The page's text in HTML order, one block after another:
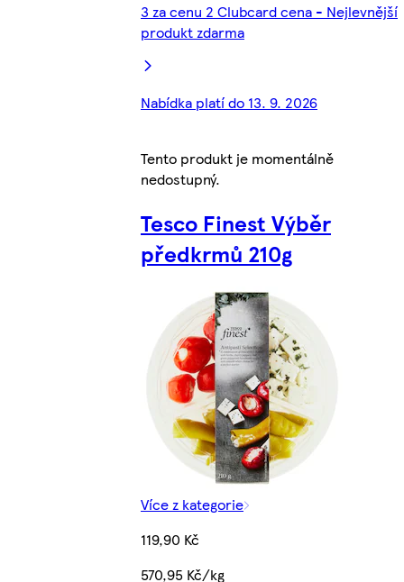
3 za cenu 2 Clubcard cena - Nejlevnější
produkt zdarma
Nabídka platí do 13. 9. 2026
Tento produkt je momentálně
nedostupný.
Tesco Finest Výběr
předkrmů 210g
Více z kategorie
119,90 Kč
570,95 Kč/kg